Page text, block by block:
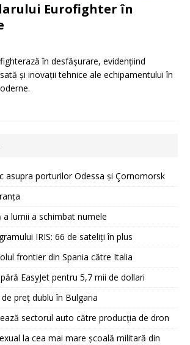
Eurofighter în
în desfășurare, evidențiind
și inovații tehnice ale echipamentului în
asupra porturilor Odessa și Çornomorsk
a lumii a schimbat numele
IRIS: 66 de sateliți în plus
frontier din Spania către Italia
EasyJet pentru 5,7 mii de dollari
preț dublu în Bulgaria
sectorul auto către producția de dron
la cea mai mare școală militară din